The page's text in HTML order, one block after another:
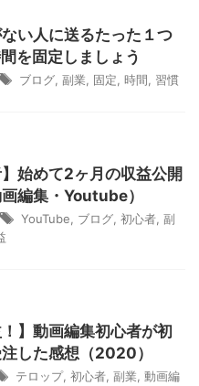
い人に送るたった１つ
を固定しましょう
ブログ 副業 固定 時間 習慣
】始めて2ヶ月の収益公開
画編集・Youtube）
YouTube ブログ 初心者 副
！】動画編集初心者が初
した感想（2020）
テロップ, 初心者 副業 動画編